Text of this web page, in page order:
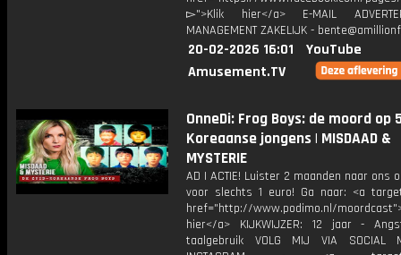
▻">Klik hier</a> E-MAIL
MANAGEMENT ZAKELIJK -
20-02-2026 16:01
YouTube
Amusement.TV
OnneDi: Frog Boys: de moord op
Koreaanse jongens | MISDAAD &
MYSTERIE
AD | ACTIE! Luister 2 maanden naar ons
voor slechts 1 euro! Ga naar: <a
href="http://www.podimo.nl/
hier</a> KIJKWIJZER: 12 jaar -
taalgebruik VOLG MIJ VIA SOCIAL